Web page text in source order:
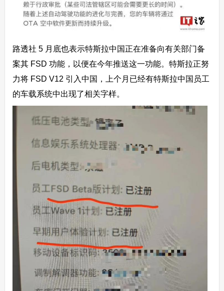
路透社 5 月底也表示特斯拉中国正在准备向有关部门备
案其 FSD 功能，以便在今年推送这一功能。特斯拉正努
力将 FSD V12 引入中国，上个月已经有特斯拉中国员工
的车载系统中出现了相关字样。